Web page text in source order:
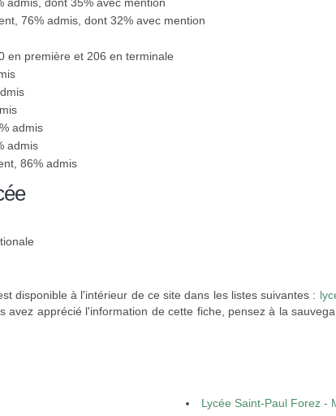
76% admis, dont 32% avec mention
en première et 206 en terminale
admis
admis
86% admis
disponible à l'intérieur de ce site dans les listes suivantes :
avez apprécié l'information de cette fiche, pensez à la
Lycée Saint-Paul Forez -